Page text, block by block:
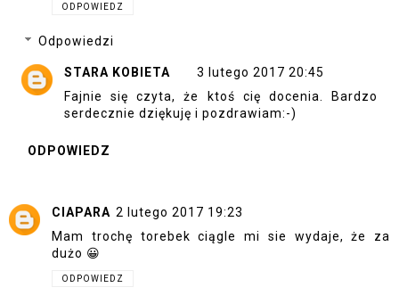
ODPOWIEDZ
Odpowiedzi
STARA KOBIETA
3 lutego 2017 20:45
Fajnie się czyta, że ktoś cię docenia. Bardzo
serdecznie dziękuję i pozdrawiam:-)
ODPOWIEDZ
CIAPARA 2 lutego 2017 19:23
Mam trochę torebek ciągle mi sie wydaje, że za
dużo 😀
ODPOWIEDZ